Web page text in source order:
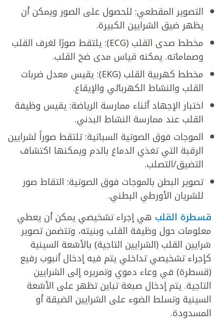
التصوير المقطعي: للحصول على الصور ويمكن أن
يظهر ضيق الشرايين الكبيرة.
مخطط صدى القلب (ECG): يلتقط صورًا لغرف القلب
وصماماته. يمكنه قياس مدى ضخ القلب.
مخطط كهربية القلب (EKG): يقيس معدل ضربات
القلب والنشاط الكهربائي والإيقاع.
اختبار الإجهاد أثناء ممارسة الرياضة: يقيس وظيفة
القلب عند ممارسة النشاط البدني.
الموجات فوق الصوتية السباتية: تلتقط صوراً لشرايين
الرقبة التي تغذي الدماغ بالدم ويمكنها اكتشاف
التضيق/التصلب.
تصوير البطن بالموجات فوق الصوتية: التقاط صور
للشريان الأورطي البطني.
قسطرة القلب هي إجراء تشخيصي يمكن أن يعطي
معلومات حول وظيفة القلب وبنيته، وتتضمن تصوير
شرايين القلب (الشرايين التاجية) بالأشعة السينية
كإجراء تشخيصي تداخلي يتم فيه إدخال أنبوب رفيع
(قسطرة) في وعاء دموي وتمريره إلى الشرايين
التاجية. يتم إدخال صبغة تباين تظهر على الأشعة
السينية وتسلط الضوء على الشرايين الضيقة أو
المسدودة.